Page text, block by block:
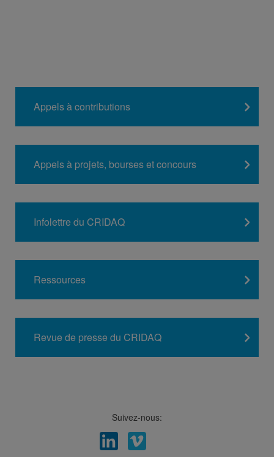
Appels à contributions
Appels à projets, bourses et concours
Infolettre du CRIDAQ
Ressources
Revue de presse du CRIDAQ
Suivez-nous:
FacebookLinkedInViméo